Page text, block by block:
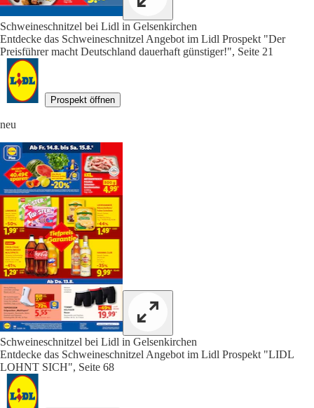
Schweineschnitzel bei Lidl in Gelsenkirchen
Entdecke das Schweineschnitzel Angebot im Lidl Prospekt "Der
Preisführer macht Deutschland dauerhaft günstiger!", Seite 21
Prospekt öffnen
neu
Schweineschnitzel bei Lidl in Gelsenkirchen
Entdecke das Schweineschnitzel Angebot im Lidl Prospekt "LIDL
LOHNT SICH", Seite 68